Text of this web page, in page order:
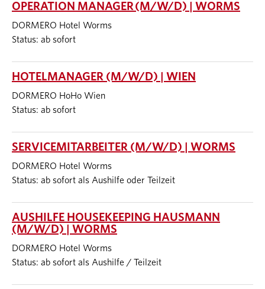
OPERATION MANAGER (M/W/D) | WORMS
DORMERO Hotel Worms
Status: ab sofort
HOTELMANAGER (M/W/D) | WIEN
DORMERO HoHo Wien
Status: ab sofort
SERVICEMITARBEITER (M/W/D) | WORMS
DORMERO Hotel Worms
Status: ab sofort als Aushilfe oder Teilzeit
AUSHILFE HOUSEKEEPING HAUSMANN
(M/W/D) | WORMS
DORMERO Hotel Worms
Status: ab sofort als Aushilfe / Teilzeit